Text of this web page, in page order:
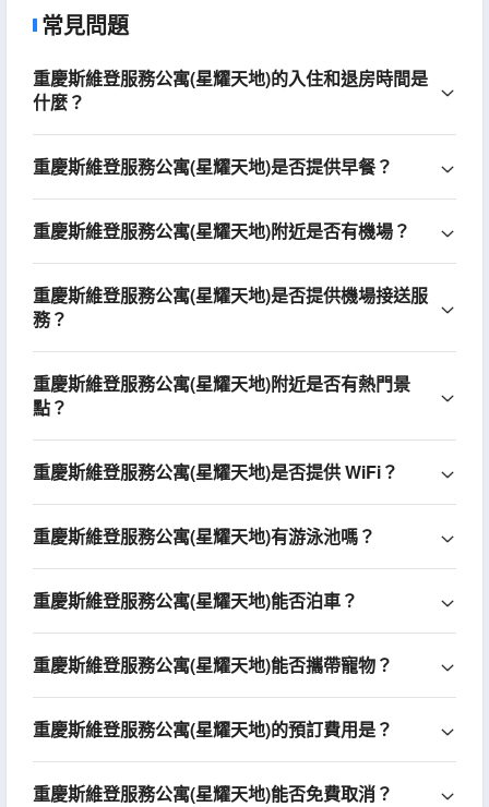
常見問題
重慶斯維登服務公寓(星耀天地)的入住和退房時間是
什麼？
重慶斯維登服務公寓(星耀天地)是否提供早餐？
重慶斯維登服務公寓(星耀天地)附近是否有機場？
重慶斯維登服務公寓(星耀天地)是否提供機場接送服
務？
重慶斯維登服務公寓(星耀天地)附近是否有熱門景
點？
重慶斯維登服務公寓(星耀天地)是否提供 WiFi？
重慶斯維登服務公寓(星耀天地)有游泳池嗎？
重慶斯維登服務公寓(星耀天地)能否泊車？
重慶斯維登服務公寓(星耀天地)能否攜帶寵物？
重慶斯維登服務公寓(星耀天地)的預訂費用是？
重慶斯維登服務公寓(星耀天地)能否免費取消？